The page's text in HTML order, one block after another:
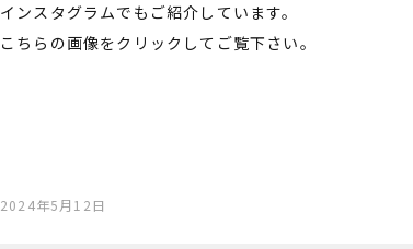
インスタグラムでもご紹介しています。
こちらの画像をクリックしてご覧下さい。
2024年5月12日